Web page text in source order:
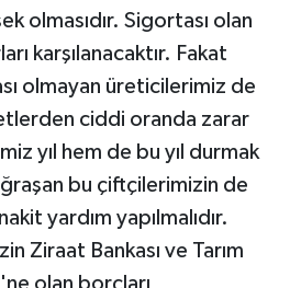
olmasıdır. Sigortası olan
karşılanacaktır. Fakat
olmayan üreticilerimiz de
ciddi oranda zarar
yıl hem de bu yıl durmak
bu çiftçilerimizin de
yardım yapılmalıdır.
Ziraat Bankası ve Tarım
olan borçları